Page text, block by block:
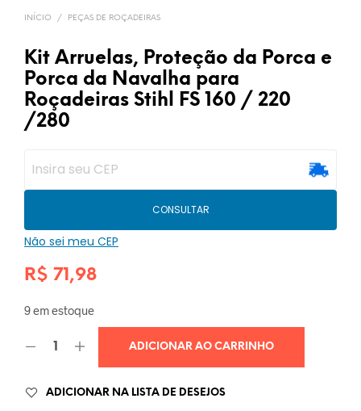
INÍCIO / PEÇAS DE ROÇADEIRAS
Kit Arruelas, Proteção da Porca e
Porca da Navalha para
Roçadeiras Stihl FS 160 / 220
/280
CONSULTAR
Não sei meu CEP
R$ 71,98
9 em estoque
ADICIONAR AO CARRINHO
ADICIONAR NA LISTA DE DESEJOS